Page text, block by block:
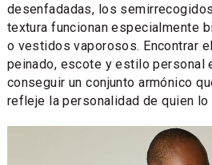
desenfadadas, los
textura funcionan especialmente
o vestidos vaporosos. Encontrar
peinado, escote y estilo personal
conseguir un conjunto armónico
refleje la personalidad de quien lo